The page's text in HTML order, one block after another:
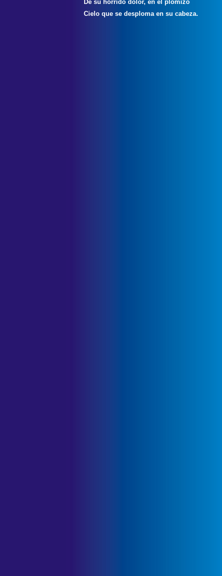
De su hórrido dolor, en el plomizo
Cielo que se desploma en su cabeza.